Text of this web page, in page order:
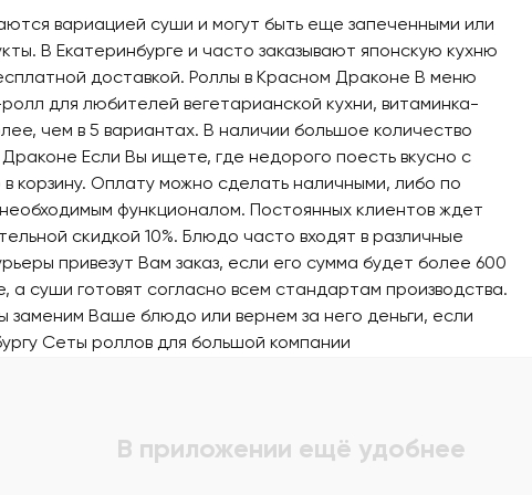
вариацией суши и могут быть еще запеченными или
В Екатеринбурге и часто заказывают японскую кухню
доставкой. Роллы в Красном Драконе В меню
для любителей вегетарианской кухни, витаминка-
чем в 5 вариантах. В наличии большое количество
Если Вы ищете, где недорого поесть вкусно с
корзину. Оплату можно сделать наличными, либо по
функционалом. Постоянных клиентов ждет
скидкой 10%. Блюдо часто входят в различные
привезут Вам заказ, если его сумма будет более 600
суши готовят согласно всем стандартам производства.
Ваше блюдо или вернем за него деньги, если
Сеты роллов для большой компании
В приложении ещё удобнее